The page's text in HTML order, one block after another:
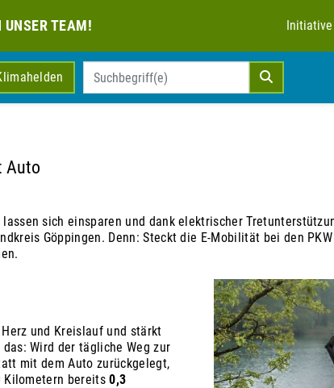
TEAM! Initiative
Auto
sich einsparen und dank elektrischer
Göppingen. Denn: Steckt die E-Mobilität bei den
und Kreislauf und stärkt
Wird der tägliche Weg zur
mit dem Auto zurückgelegt,
Kilometern bereits0,3